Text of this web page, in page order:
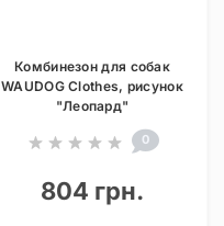
Комбинезон для собак
WAUDOG Clothes, рисунок
"Леопард"
0
804 грн.